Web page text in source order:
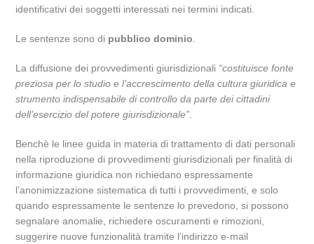
identificativi dei soggetti interessati nei termini indicati.
Le sentenze sono di pubblico dominio
La diffusione dei provvedimenti giurisdizionali “costituisce fonte
preziosa per lo studio e l’accrescimento della cultura giuridica e
strumento indispensabile di controllo da parte dei cittadini
dell’esercizio del potere giurisdizionale”
Benchè le linee guida in materia di trattamento di dati personali
nella riproduzione di provvedimenti giurisdizionali per finalità di
informazione giuridica non richiedano espressamente
l’anonimizzazione sistematica di tutti i provvedimenti, e solo
quando espressamente le sentenze lo prevedono, si possono
segnalare anomalie, richiedere oscuramenti e rimozioni,
suggerire nuove funzionalità tramite l’indirizzo e-mail